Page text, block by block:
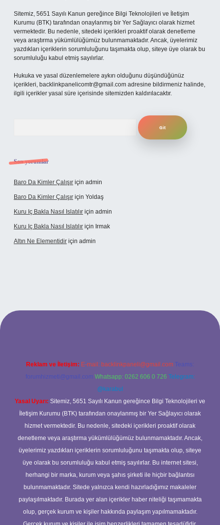
Sitemiz, 5651 Sayılı Kanun gereğince Bilgi Teknolojileri ve İletişim
Kurumu (BTK) tarafından onaylanmış bir Yer Sağlayıcı olarak hizmet
vermektedir. Bu nedenle, sitedeki içerikleri proaktif olarak denetleme
veya araştırma yükümlülüğümüz bulunmamaktadır. Ancak, üyelerimiz
yazdıkları içeriklerin sorumluluğunu taşımakta olup, siteye üye olarak bu
sorumluluğu kabul etmiş sayılırlar.
Hukuka ve yasal düzenlemelere aykırı olduğunu düşündüğünüz
içerikleri, backlinkpanelicomtr@gmail.com adresine bildirmeniz halinde,
ilgili içerikler yasal süre içerisinde sitemizden kaldırılacaktır.
Son yorumlar
Baro Da Kimler Çalışır için admin
Baro Da Kimler Çalışır için Yoldaş
Kuru Iç Bakla Nasıl Islatılır için admin
Kuru Iç Bakla Nasıl Islatılır için Irmak
Altın Ne Elementidir için admin
giriş
Reklam ve İletişim: E-mail: backlinkpaneli@gmail.com Teams:
forumhizmeti@gmail.com Whatsapp: 0262 606 0 726 Telegram:
@karabul
Yasal Uyarı: Sitemiz, 5651 Sayılı Kanun gereğince Bilgi Teknolojileri ve
İletişim Kurumu (BTK) tarafından onaylanmış bir Yer Sağlayıcı olarak
hizmet vermektedir. Bu nedenle, sitedeki içerikleri proaktif olarak
denetleme veya araştırma yükümlülüğümüz bulunmamaktadır. Ancak,
üyelerimiz yazdıkları içeriklerin sorumluluğunu taşımakta olup, siteye
üye olarak bu sorumluluğu kabul etmiş sayılırlar. Bu internet sitesi,
herhangi bir marka, kurum veya şahıs şirketi ile hiçbir bağlantısı
bulunmamaktadır. Sitede yalnızca kendi hazırladığımız makaleler
paylaşılmaktadır. Burada yer alan içerikler haber niteliği taşımamakta
olup, gerçek kurum ve kişiler hakkında paylaşım yapılmamaktadır.